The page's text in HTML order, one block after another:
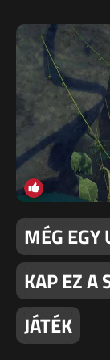
MÉG EGY
KAP EZ A
JÁTÉK